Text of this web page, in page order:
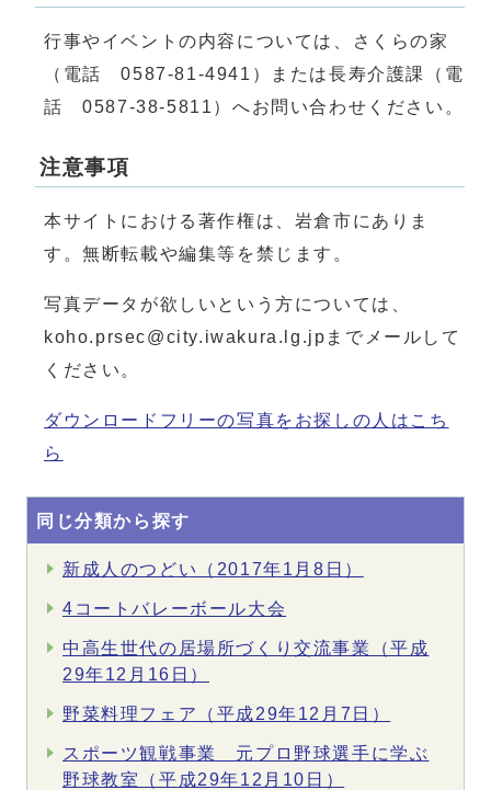
行事やイベントの内容については、さくらの家
（電話 0587-81-4941）または長寿介護課（電
話 0587-38-5811）へお問い合わせください。
注意事項
本サイトにおける著作権は、岩倉市にありま
す。無断転載や編集等を禁じます。
写真データが欲しいという方については、
koho.prsec@city.iwakura.lg.jpまでメールして
ください。
ダウンロードフリーの写真をお探しの人はこち
ら
同じ分類から探す
新成人のつどい（2017年1月8日）
4コートバレーボール大会
中高生世代の居場所づくり交流事業（平成
29年12月16日）
野菜料理フェア（平成29年12月7日）
スポーツ観戦事業 元プロ野球選手に学ぶ
野球教室（平成29年12月10日）